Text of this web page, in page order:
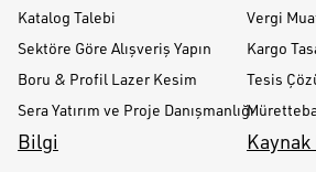
Katalog Talebi
Sektöre Göre Alışveriş Yapın
Boru & Profil Lazer Kesim
Sera Yatırım ve Proje Danışmanlığı
Vergi
Kargo
Tesis
Bilgi